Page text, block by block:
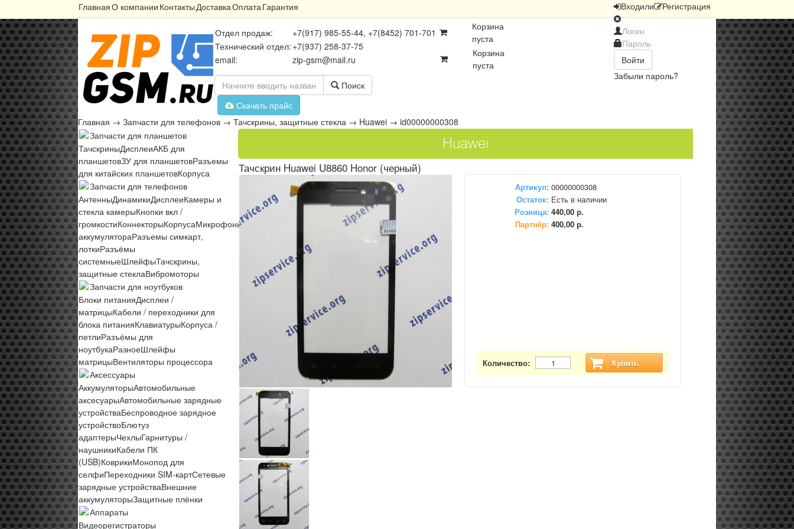
ГлавнаяО компании КонтактыДоставкаОплатаГарантия Входили Регистрация
Войти
Забыли пароль?
Отдел продаж:
+7(917) 985-55-44, +7(8452) 701-701
Технический отдел: +7(937) 258-37-75
email:
zip-gsm@mail.ru
Корзина
пуста
Корзина
пуста
Поиск
Скачать прайс
Главная → Запчасти для телефонов → Тачскрины, защитные стекла → Huawei → id00000000308
Запчасти для планшетов
ТачскриныДисплеиАКБ для
планшетовЗУ для планшетовРазъемы
для китайских планшетовКорпуса
Запчасти для телефонов
АнтенныДинамикиДисплеиКамеры и
стекла камерыКнопки вкл /
громкостиКоннекторыКорпусаМикрофоныМикросхемы
Разъёмы
аккумулятораРазъемы симкарт,
лоткиРазъёмы
системныеШлейфыТачскрины,
защитные стеклаВибромоторы
Запчасти для ноутбуков
Блоки питанияДисплеи /
матрицыКабели / переходники для
блока питанияКлавиатурыКорпуса /
петлиРазъёмы для
ноутбукаРазноеШлейфы
матрицыВентиляторы процессора
Аксессуары
АккумуляторыАвтомобильные
аксесуарыАвтомобильные зарядные
устройстваБеспроводное зарядное
устройствоБлютуз
адаптерыЧехлыГарнитуры /
наушникиКабели ПК
(USB)КоврикиМонопод для
селфиПереходники SIM-картСетевые
зарядные устройстваВнешние
аккумуляторыЗащитные плёнки
Аппараты
Видеорегистраторы
Huawei
Тачскрин Huawei U8860 Honor (черный)
Артикул: 00000000308
Остаток: Есть в наличии
Розница: 440,00 р.
Партнёр: 400,00 р.
Количество: Купить